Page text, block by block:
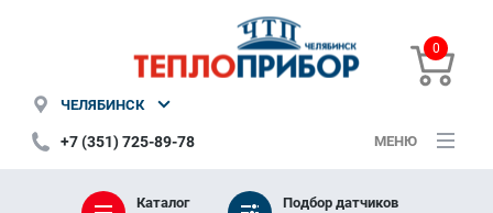
ЧЕЛЯБИНСК
+7 (351) 725-89-78 МЕНЮ
0
Каталог
Подбор датчиков